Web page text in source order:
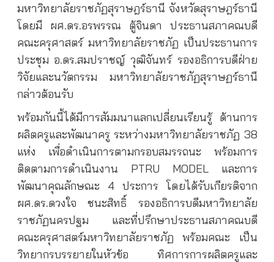
มหาวิทยาลัยราชภัฏสุราษฎร์ธานี จังหวัดสุราษฎร์ธานี
โดยมี ผศ.ดร.อรพรรณ ตู้จินดา ประธานสภาคณบดี
คณะครุศาสตร์ มหาวิทยาลัยราชภัฏ เป็นประธานการ
ประชุม อ.ดร.สมปราชญ์ วุฒิจันทร์ รองอธิการบดีฝ่าย
วิจัยและนวัตกรรม มหาวิทยาลัยราชภัฏสุราษฏร์ธานี
กล่าวต้อนรับ
พร้อมกันนี้ได้มีการสัมมนาแลกเปลี่ยนเรียนรู้ ด้านการ
ผลิตครูและพัฒนาครู ระหว่างมหาวิทยาลัยราชภัฏ 38
แห่ง เพื่อดำเนินการตามกรอบสมรรถนะ พร้อมการ
ติดตามการดำเนินงาน PTRU MODEL และการ
พัฒนาคุณลักษณะ 4 ประการ โดยได้รับเกียรติจาก
ผศ.ดร.ดวงใจ ชนะสิทธิ์ รองอธิการบดีมหาวิทยาลัย
ราชภัฏนครปฐม และที่ปรึกษาประธานสภาคณบดี
คณะครุศาสตร์มหาวิทยาลัยราชภัฏ พร้อมคณะ เป็น
วิทยากรบรรยายในหัวข้อ ทิศการการผลิตครูและ